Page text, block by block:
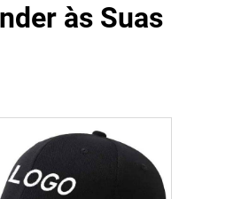
às Suas